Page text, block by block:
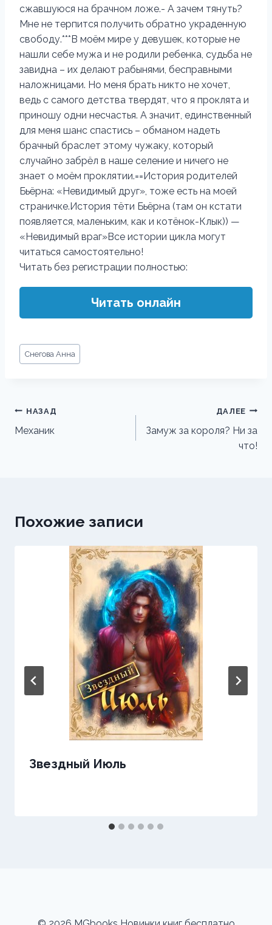
сжавшуюся на брачном ложе.- А зачем тянуть?
Мне не терпится получить обратно украденную
свободу.***В моём мире у девушек, которые не
нашли себе мужа и не родили ребенка, судьба не
завидна – их делают рабынями, бесправными
наложницами. Но меня брать никто не хочет,
ведь с самого детства твердят, что я проклята и
приношу одни несчастья. А значит, единственный
для меня шанс спастись – обманом надеть
брачный браслет этому чужаку, который
случайно забрёл в наше селение и ничего не
знает о моём проклятии.==История родителей
Бьёрна: «Невидимый друг», тоже есть на моей
страничке.История тёти Бьёрна (там он кстати
появляется, маленьким, как и котёнок-Клык)) —
«Невидимый враг»Все истории цикла могут
читаться самостоятельно!
Читать без регистрации полностью:
Читать онлайн
Метки
записи:
Снегова Анна
Навигация
по
НАЗАД
Механик
ДАЛЕЕ
Замуж за короля? Ни за
что!
Похожие записи
Звездный Июль